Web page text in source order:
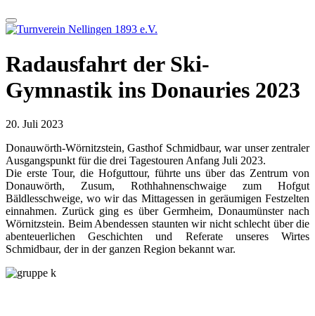
Radausfahrt der Ski-
Gymnastik ins Donauries 2023
20. Juli 2023
Donauwörth-Wörnitzstein, Gasthof Schmidbaur, war unser zentraler
Ausgangspunkt für die drei Tagestouren Anfang Juli 2023.
Die erste Tour, die Hofguttour, führte uns über das Zentrum von
Donauwörth, Zusum, Rothhahnenschwaige zum Hofgut
Bäldlesschweige, wo wir das Mittagessen in geräumigen Festzelten
einnahmen. Zurück ging es über Germheim, Donaumünster nach
Wörnitzstein. Beim Abendessen staunten wir nicht schlecht über die
abenteuerlichen Geschichten und Referate unseres Wirtes
Schmidbaur, der in der ganzen Region bekannt war.